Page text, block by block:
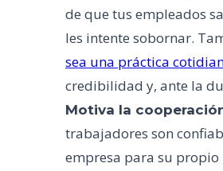
de que tus empleados
les intente sobornar.
sea una práctica
credibilidad y, ante la
Motiva la
trabajadores son
empresa para su